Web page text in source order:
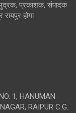
मुद्रक, प्रकाशक, संपादक
रायपुर होगा
1, HANUMAN
RAIPUR C.G.